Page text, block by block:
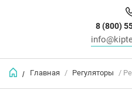
8 (800)
/ Главная / Регуляторы /